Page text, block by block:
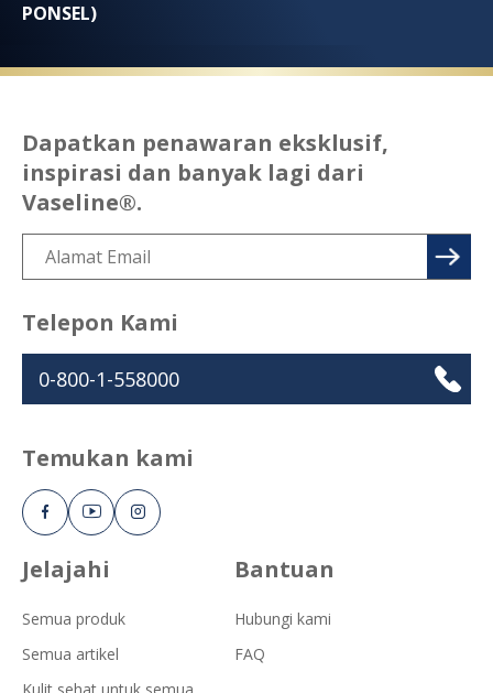
PONSEL)
Jelajahi
Semua produk
Semua artikel
Bantuan
Hubungi kami
FAQ
Dapatkan penawaran eksklusif,
inspirasi dan banyak lagi dari
Vaseline®.
Telepon Kami
0-800-1-558000
Temukan kami